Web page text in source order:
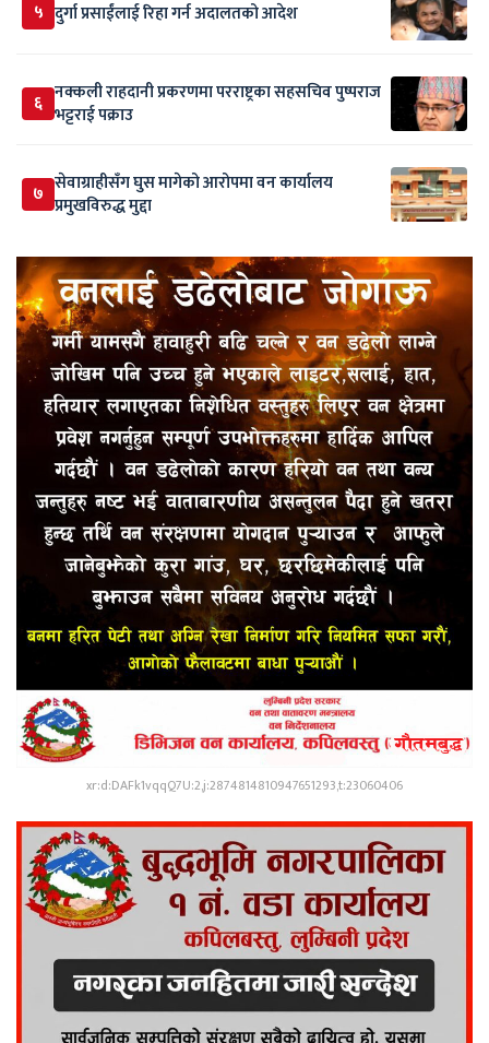
५ दुर्गा प्रसाईंलाई रिहा गर्न अदालतको आदेश
६ नक्कली राहदानी प्रकरणमा परराष्ट्रका सहसचिव पुष्पराज
भट्टराई पक्राउ
७ सेवाग्राहीसँग घुस मागेको आरोपमा वन कार्यालय
प्रमुखविरुद्ध मुद्दा
xr:d:DAFk1vqqQ7U:2,j:2874814810947651293,t:23060406